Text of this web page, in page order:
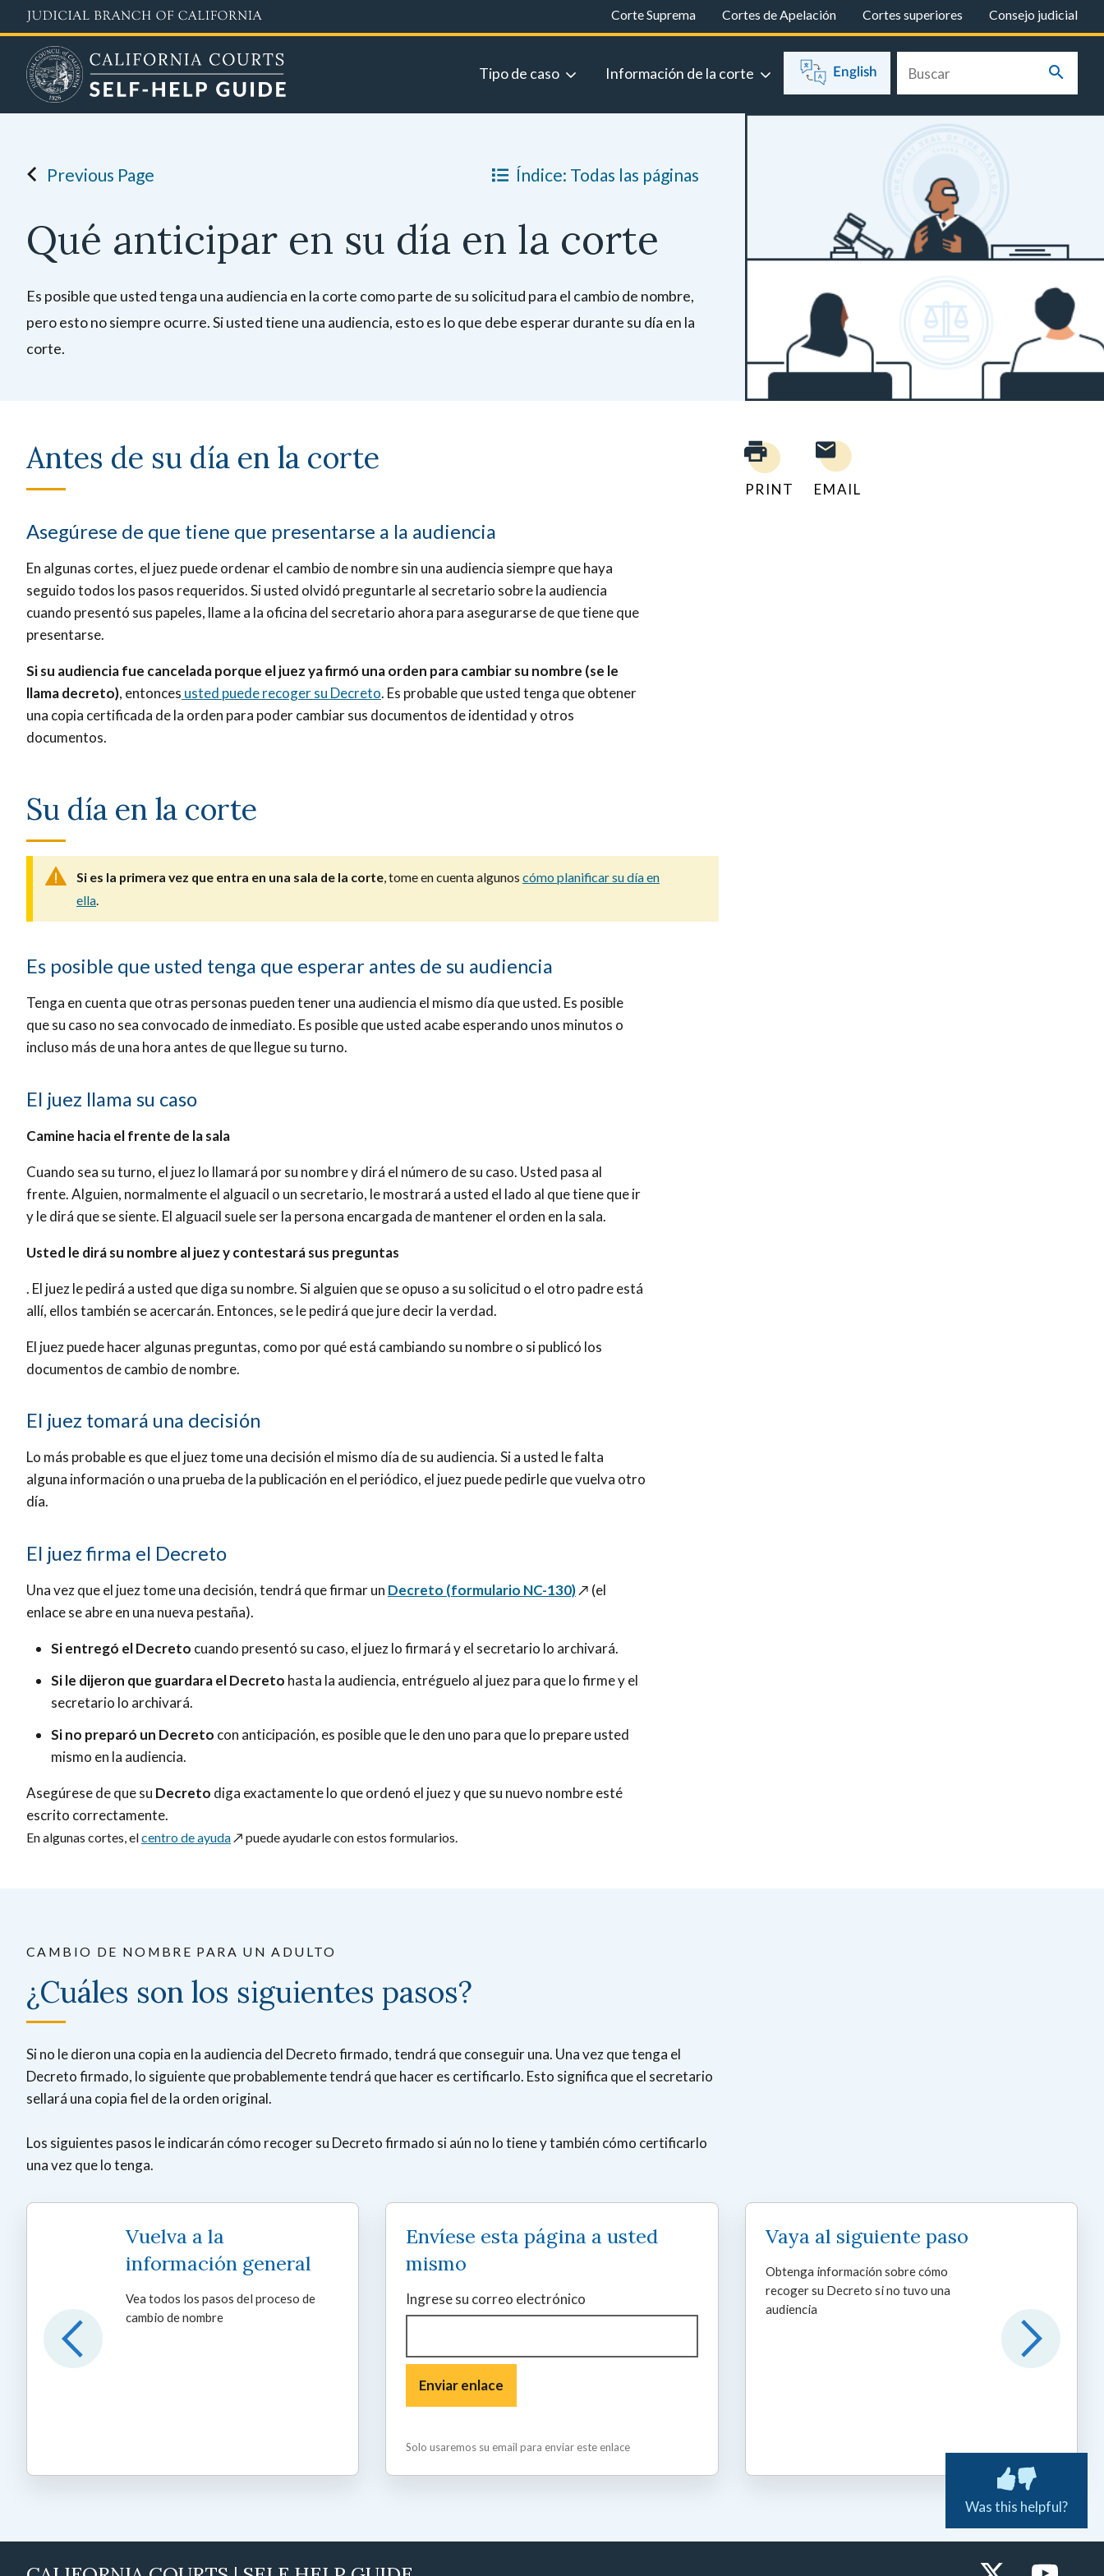
to
content
Corte Suprema Cortes de Apelación Cortes superiores Consejo judicial
Tipo de caso Información de la corte English
Previous Page Índice: Todas las páginas
Qué anticipar en su día en la corte
Es posible que usted tenga una audiencia en la corte como parte de su solicitud para el cambio de nombre,
pero esto no siempre ocurre. Si usted tiene una audiencia, esto es lo que debe esperar durante su día en la
corte.
PRINT EMAIL
Antes de su día en la corte
Asegúrese de que tiene que presentarse a la audiencia
En algunas cortes, el juez puede ordenar el cambio de nombre sin una audiencia siempre que haya
seguido todos los pasos requeridos. Si usted olvidó preguntarle al secretario sobre la audiencia
cuando presentó sus papeles, llame a la oficina del secretario ahora para asegurarse de que tiene que
presentarse.
Si su audiencia fue cancelada porque el juez ya firmó una orden para cambiar su nombre (se le
llama decreto), entonces usted puede recoger su Decreto. Es probable que usted tenga que obtener
una copia certificada de la orden para poder cambiar sus documentos de identidad y otros
documentos.
Su día en la corte
Si es la primera vez que entra en una sala de la corte, tome en cuenta algunos cómo planificar su día en
ella.
Es posible que usted tenga que esperar antes de su audiencia
Tenga en cuenta que otras personas pueden tener una audiencia el mismo día que usted. Es posible
que su caso no sea convocado de inmediato. Es posible que usted acabe esperando unos minutos o
incluso más de una hora antes de que llegue su turno.
El juez llama su caso
Camine hacia el frente de la sala
Cuando sea su turno, el juez lo llamará por su nombre y dirá el número de su caso. Usted pasa al
frente. Alguien, normalmente el alguacil o un secretario, le mostrará a usted el lado al que tiene que ir
y le dirá que se siente. El alguacil suele ser la persona encargada de mantener el orden en la sala.
Usted le dirá su nombre al juezy contestará sus preguntas
. El juez le pedirá a usted que diga su nombre. Si alguien que se opuso a su solicitud o el otro padre está
allí, ellos también se acercarán. Entonces, se le pedirá que jure decir la verdad.
El juez puede hacer algunas preguntas, como por qué está cambiando su nombre o si publicó los
documentos de cambio de nombre.
El juez tomará una decisión
Lo más probable es que el juez tome una decisión el mismo día de su audiencia. Si a usted le falta
alguna información o una prueba de la publicación en el periódico, el juez puede pedirle que vuelva otro
día.
El juez firma el Decreto
Una vez que el juez tome una decisión, tendrá que firmar un Decreto (formulario NC-130)↗️ (el
enlace se abre en una nueva pestaña).
Si entregó el Decreto cuando presentó su caso, el juez lo firmará y el secretario lo archivará.
Si le dijeron que guardara el Decreto hasta la audiencia, entréguelo al juez para que lo firme y el
secretario lo archivará.
Si no preparó un Decreto con anticipación, es posible que le den uno para que lo prepare usted
mismo en la audiencia.
Asegúrese de que su Decreto diga exactamente lo que ordenó el juez y que su nuevo nombre esté
escrito correctamente.
En algunas cortes, elcentro de ayuda ↗️ puede ayudarle con estos formularios.
CAMBIO DE NOMBRE PARA UN ADULTO
¿Cuáles son los siguientes pasos?
Si no le dieron una copia en la audiencia del Decreto firmado, tendrá que conseguir una. Una vez que tenga el
Decreto firmado, lo siguiente que probablemente tendrá que hacer es certificarlo. Esto significa que el secretario
sellará una copia fiel de la orden original.
Los siguientes pasos le indicarán cómo recoger su Decreto firmado si aún no lo tiene y también cómo certificarlo
una vez que lo tenga.
Vuelva a la
información general
Vea todos los pasos del proceso de
cambio de nombre
Envíese esta página a usted
mismo
Ingrese su correo electrónico
Solo usaremos su email para enviar este enlace
Vaya al siguiente paso
Obtenga información sobre cómo
recoger su Decreto si no tuvo una
audiencia
Was this helpful?